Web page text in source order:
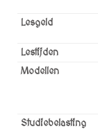
Lesgeld
Lestijden
Modellen
Studiebelasting